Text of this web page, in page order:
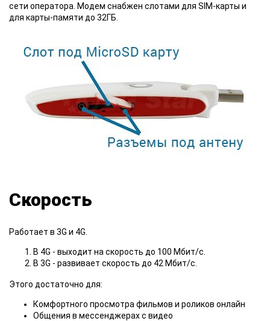
сети оператора. Модем снабжен слотами для SIM-карты и
для карты-памяти до 32ГБ.
Скорость
Работает в 3G и 4G.
В 4G - выходит на скорость до 100 Мбит/с.
В 3G - развивает скорость до 42 Мбит/с.
Этого достаточно для:
Комфортного просмотра фильмов и роликов онлайн
Общения в мессенджерах с видео